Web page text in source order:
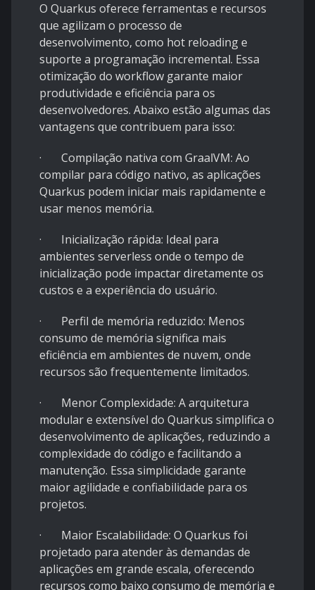
O Quarkus oferece ferramentas e recursos
que agilizam o processo de
desenvolvimento, como hot reloading e
suporte a programação incremental. Essa
otimização do workflow garante maior
produtividade e eficiência para os
desenvolvedores. Abaixo estão algumas das
vantagens que contribuem para isso:
· Compilação nativa com GraalVM: Ao
compilar para código nativo, as aplicações
Quarkus podem iniciar mais rapidamente e
usar menos memória.
· Inicialização rápida: Ideal para
ambientes serverless onde o tempo de
inicialização pode impactar diretamente os
custos e a experiência do usuário.
· Perfil de memória reduzido: Menos
consumo de memória significa mais
eficiência em ambientes de nuvem, onde
recursos são frequentemente limitados.
· Menor Complexidade: A arquitetura
modular e extensível do Quarkus simplifica o
desenvolvimento de aplicações, reduzindo a
complexidade do código e facilitando a
manutenção. Essa simplicidade garante
maior agilidade e confiabilidade para os
projetos.
· Maior Escalabilidade: O Quarkus foi
projetado para atender às demandas de
aplicações em grande escala, oferecendo
recursos como baixo consumo de memória e